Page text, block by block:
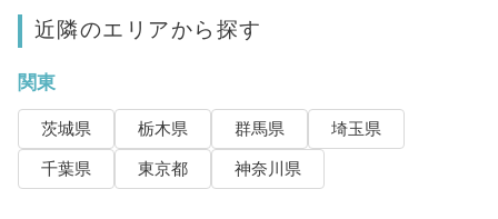
近隣のエリアから探す
関東
茨城県 栃木県 群馬県
埼玉県
千葉県
東京都 神奈川県